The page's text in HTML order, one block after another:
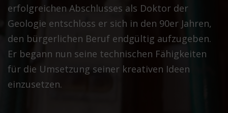
erfolgreichen Abschlusses als Doktor der
Geologie entschloss er sich in den 90er Jahren,
den bürgerlichen Beruf endgültig aufzugeben.
Er begann nun seine technischen Fähigkeiten
für die Umsetzung seiner kreativen Ideen
einzusetzen.